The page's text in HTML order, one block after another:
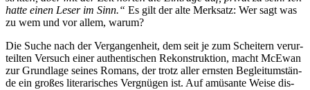
hat­te ei­nen Le­ser im Sinn.“ Es gilt der al­te Merk­satz: Wer sagt was
zu wem und vor al­lem, warum?
Die Su­che nach der Ver­gan­gen­heit, dem seit je zum Schei­tern ver­ur­
teil­ten Ver­such ei­ner au­then­ti­schen Re­kon­struk­ti­on, macht McE­wan
zur Grund­la­ge sei­nes Ro­mans, der trotz al­ler erns­ten Be­gleit­um­stän­
de ein gro­ßes li­te­ra­ri­sches Ver­gnü­gen ist. Auf amü­san­te Wei­se dis­